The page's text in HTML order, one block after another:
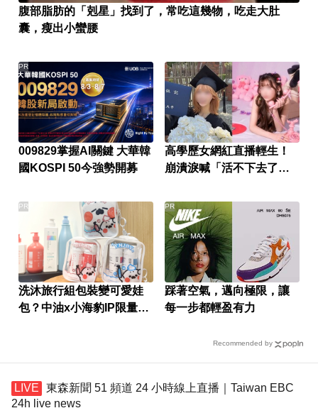
腹部脂肪的「剋星」找到了，常吃這幾物，吃走大肚
囊，瘦出小蠻腰
009829掌握AI關鍵 大華韓
國KOSPI 50今強勢開募
PR
高學歷女網紅直播輕生！
崩潰淚喊「活不下去了」
洗沐旅行組包裝變可愛娃
包？中油x小海豹IP限量聯
PR
踩著空氣，邁向極限，讓
每一步都輕盈有力
PR
Recommended by
東森新聞 51 頻道 24 小時線上直播｜Taiwan EBC
24h live news